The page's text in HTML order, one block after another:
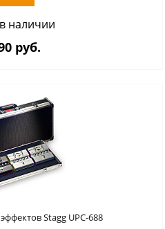
наличии
руб.
Stagg UPC-688